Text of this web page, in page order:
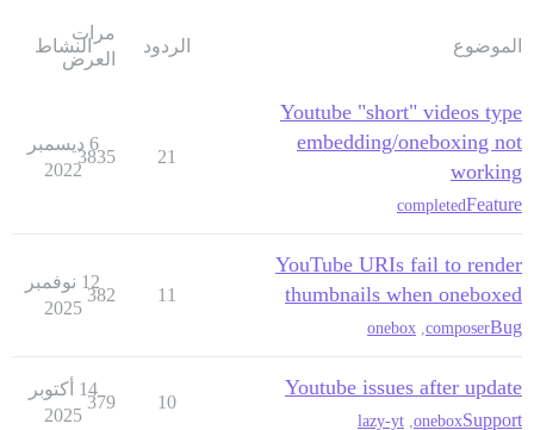
الموضوع الردود
مرات
العرض
النشاط
Youtube "short" videos type
embedding/oneboxing not
working
Feature
completed
21
3835
6 ديسمبر
2022
YouTube URIs fail to render
thumbnails when oneboxed
Bug
composer
onebox
11
382
12 نوفمبر
2025
Youtube issues after update
Support
onebox
lazy-yt
10
379
14 أكتوبر
2025